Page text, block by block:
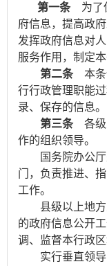
第一条为了
府信息，提高政
发挥政府信息对
服务作用，制定本
第二条本条
行行政管理职能
录、保存的信息。
第三条各级
作的组织领导。
国务院办公厅
门，负责推进、
工作。
县级以上地方
的政府信息公开
调、监督本行政
实行垂直领导